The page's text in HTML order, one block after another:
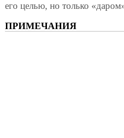
его целью, но только
ПРИМЕЧАНИЯ